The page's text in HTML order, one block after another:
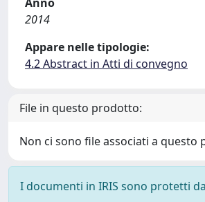
2014
Appare nelle tipologie:
4.2 Abstract in Atti di convegno
File in questo prodotto:
Non ci sono file associati a questo
I documenti in IRIS sono protetti